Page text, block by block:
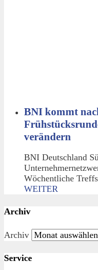
BNI kommt
verändern
BNI Deutschland
Wöchentliche
WEITER
Archiv
Archiv
Service